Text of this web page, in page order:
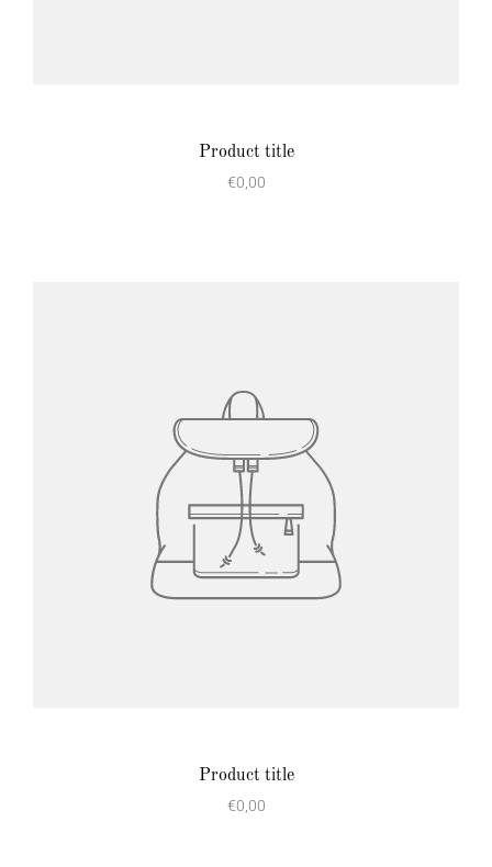
Product title
€0,00
Product title
€0,00